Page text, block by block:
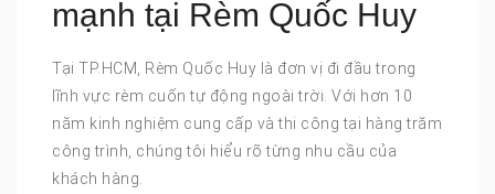
mạnh tại Rèm Quốc Huy
Tại TP.HCM, Rèm Quốc Huy là đơn vị đi đầu trong
lĩnh vực rèm cuốn tự động ngoài trời. Với hơn 10
năm kinh nghiệm cung cấp và thi công tại hàng trăm
công trình, chúng tôi hiểu rõ từng nhu cầu của
khách hàng.